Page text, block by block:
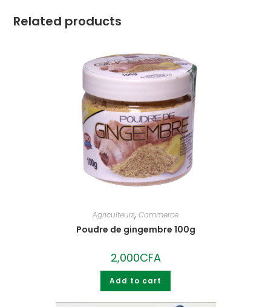
Related products
Agriculteurs, Commerce
Poudre de gingembre 100g
2,000CFA
Add to cart